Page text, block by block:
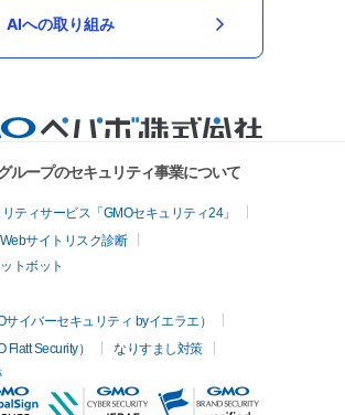
AIへの取り組み
ループのセキュリティ事業について
ティサービス「GMOセキュリティ24」
Webサイトリスク診断
トボット
イバーセキュリティ byイエラエ）
Security）
なりすまし対策